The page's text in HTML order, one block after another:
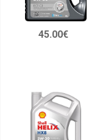
45.00€